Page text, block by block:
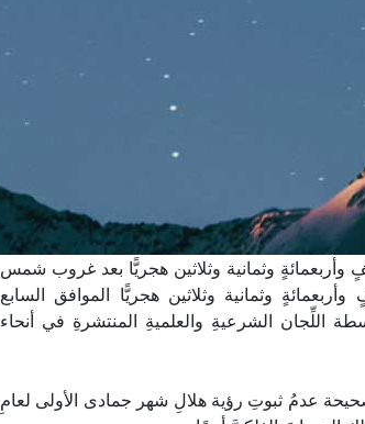
وأربعمائةٍ وثمانية وثلاثين هجريًّا بعد غروب شمس
وثمانية وثلاثين هجريًّا الموافق السابع
اللِّجان الشرعيةِ والعلميةِ المنتشرةِ في أنحاء
عدمُ ثبوتِ رؤية هلالِ شهر جمادى الأولى لعامِ